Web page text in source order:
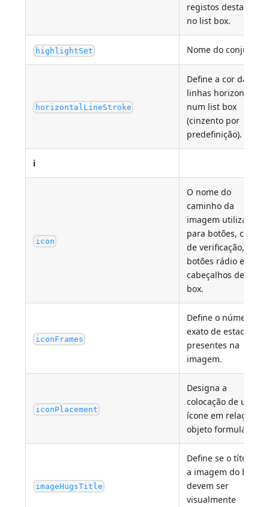
registos destacados
no list box.
highlightSet Nome do conjunto.
horizontalLineStroke
Define a cor das
linhas horizontais
num list box
(cinzento por
predefinição).
i
icon
O nome do
caminho da
imagem utilizada
para botões, caixas
de verificação,
botões rádio e
cabeçalhos de list
box.
iconFrames
Define o número
exato de estados
presentes na
imagem.
iconPlacement
Designa a
colocação de um
ícone em relação ao
objeto formulário.
imageHugsTitle
Define se o título e
a imagem do botão
devem ser
visualmente